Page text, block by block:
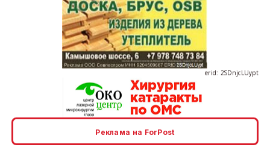
Реклама на ForPost